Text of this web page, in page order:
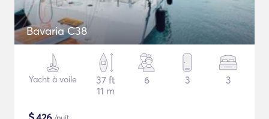
Bavaria C38
Yacht à voile
37 ft
11 m
6 3 3